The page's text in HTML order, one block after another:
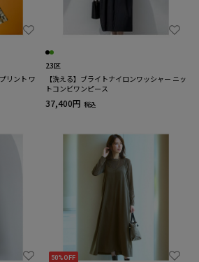
リント ワ
23区
【洗える】ブライトナイロンワッシャー ニッ
トコンビワンピース
37,400円 税込
50%OFF